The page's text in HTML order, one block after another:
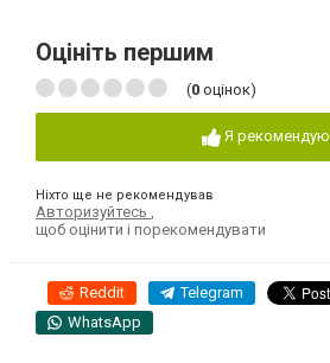
Оцініть першим
(0 оцінок)
Я рекомендую
Ніхто ще не рекомендував
Авторизуйтесь
щоб оцінити і порекомендувати
Reddit Telegram
WhatsApp